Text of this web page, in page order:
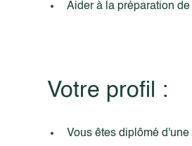
Aider à la préparation
Votre profil :
Vous êtes diplômé